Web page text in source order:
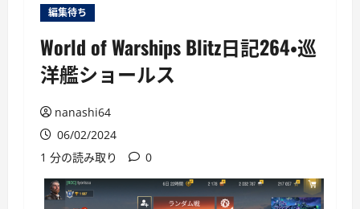
編集待ち
World of Warships Blitz日記264・巡
洋艦ショールス
nanashi64
06/02/2024
1 分の読み取り
0